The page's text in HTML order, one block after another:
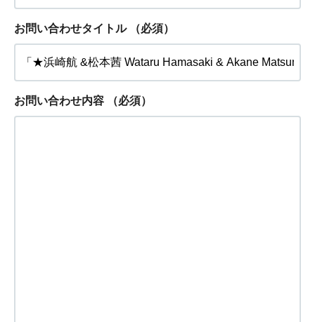
お問い合わせタイトル （必須）
お問い合わせ内容 （必須）